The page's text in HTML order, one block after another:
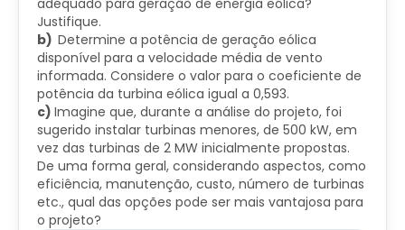
Justifique.
b) Determine a potência de geração eólica
disponível para a velocidade média de vento
informada. Considere o valor para o coeficiente de
potência da turbina eólica igual a 0,593.
c) Imagine que, durante a análise do projeto, foi
sugerido instalar turbinas menores, de 500 kW, em
vez das turbinas de 2 MW inicialmente propostas.
De uma forma geral, considerando aspectos, como
eficiência, manutenção, custo, número de turbinas
etc., qual das opções pode ser mais vantajosa para
o projeto?